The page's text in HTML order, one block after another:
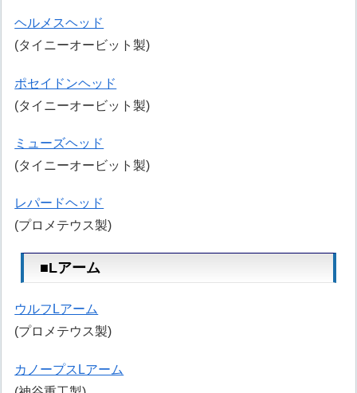
ヘルメスヘッド
(タイニーオービット製)
ポセイドンヘッド
(タイニーオービット製)
ミューズヘッド
(タイニーオービット製)
レパードヘッド
(プロメテウス製)
■Lアーム
ウルフLアーム
(プロメテウス製)
カノープスLアーム